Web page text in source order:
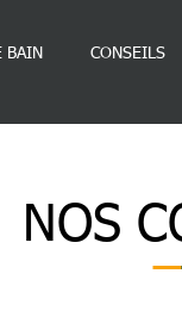
BAIN CONSEILS
NOS